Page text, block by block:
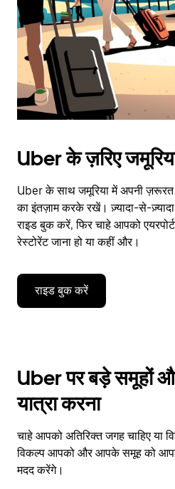
close
the
calendar.
Uber के ज़रिए
Uber के साथ जमूरिया में अपनी
का इंतज़ाम करके रखें। ज़्यादा-से-
राइड बुक करें, फिर चाहे आपको
रेस्टोरेंट जाना हो या कहीं और।
राइड बुक करें
Uber पर बड़े समूहों
यात्रा करना
चाहे आपको अतिरिक्त जगह चाहिए या
विकल्प आपको और आपके समूह को
मदद करेंगे।